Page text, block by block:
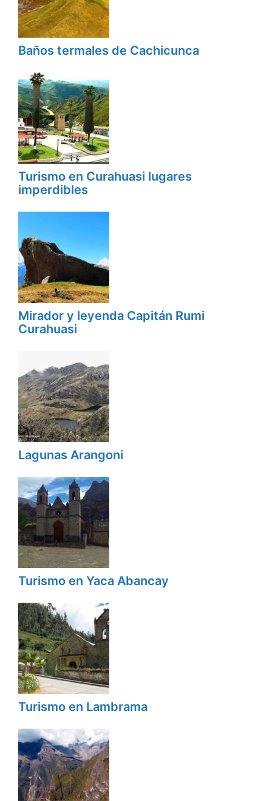
Baños termales de Cachicunca
Turismo en Curahuasi lugares
imperdibles
Mirador y leyenda Capitán Rumi
Curahuasi
Lagunas Arangoni
Turismo en Yaca Abancay
Turismo en Lambrama